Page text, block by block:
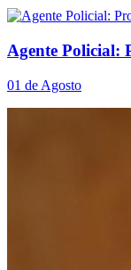
Agente Policial:
01 de Agosto